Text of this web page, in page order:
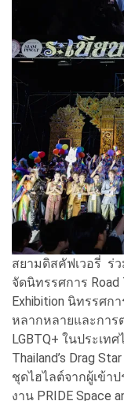
สยามดิสคัฟเวอรี่ ร่ว
จัดนิทรรศการ Road
Exhibition นิทรรศก
หลากหลายและการ
LGBTQ+ ในประเท
Thailand’s Drag
ชุดไฮไลต์จากผู้เข้าป
งาน PRIDE Space